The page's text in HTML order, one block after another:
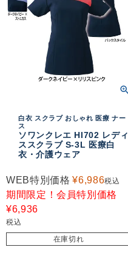
白衣 スクラブ おしゃれ 医療 ナー
ス
ソワンクレエ HI702 レディ
ススクラブ S-3L 医療白
衣・介護ウェア
WEB特別価格 ¥6,986税込
期間限定！会員特別価格
¥6,936
税込
在庫切れ